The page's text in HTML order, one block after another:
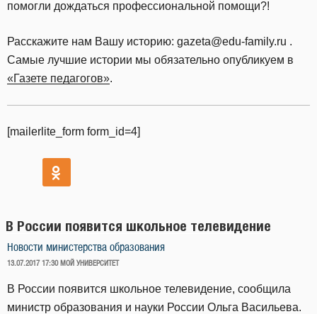
помогли дождаться профессиональной помощи?!
Расскажите нам Вашу историю: gazeta@edu-family.ru .
Самые лучшие истории мы обязательно опубликуем в
«Газете педагогов».
[mailerlite_form form_id=4]
В России появится школьное телевидение
Новости министерства образования
ОПУБЛИКОВАНО
13.07.2017 17:30 МОЙ УНИВЕРСИТЕТ
В России появится школьное телевидение, сообщила
министр образования и науки России Ольга Васильева.